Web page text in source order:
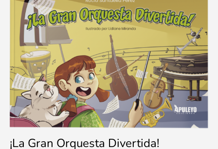
¡La Gran Orquesta Divertida!